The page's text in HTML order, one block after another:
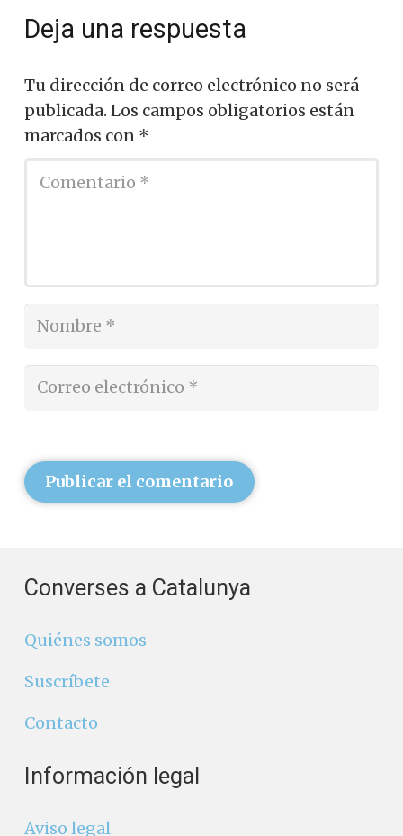
Deja una respuesta
Tu dirección de correo electrónico no será
publicada. Los campos obligatorios están
marcados con *
Publicar el comentario
Converses a Catalunya
Quiénes somos
Suscríbete
Contacto
Información legal
Aviso legal